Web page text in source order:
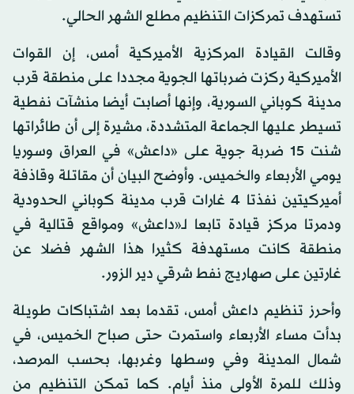
تستهدف تمركزات التنظيم مطلع الشهر الحالي.
وقالت القيادة المركزية الأميركية أمس، إن القوات
الأميركية ركزت ضرباتها الجوية مجددا على منطقة قرب
مدينة كوباني السورية، وإنها أصابت أيضا منشآت نفطية
تسيطر عليها الجماعة المتشددة، مشيرة إلى أن طائراتها
شنت 15 ضربة جوية على «داعش» في العراق وسوريا
يومي الأربعاء والخميس. وأوضح البيان أن مقاتلة وقاذفة
أميركيتين نفذتا 4 غارات قرب مدينة كوباني الحدودية
ودمرتا مركز قيادة تابعا لـ«داعش» ومواقع قتالية في
منطقة كانت مستهدفة كثيرا هذا الشهر فضلا عن
غارتين على صهاريج نفط شرقي دير الزور.
وأحرز تنظيم داعش أمس، تقدما بعد اشتباكات طويلة
بدأت مساء الأربعاء واستمرت حتى صباح الخميس، في
شمال المدينة وفي وسطها وغربها، بحسب المرصد،
وذلك للمرة الأولى منذ أيام. كما تمكن التنظيم من